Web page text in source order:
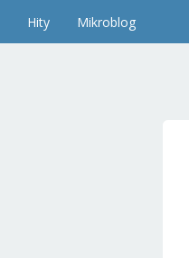
Hity Mikroblog